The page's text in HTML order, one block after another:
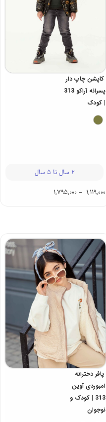
کاپشن چاپ‌ دار
پسرانه آراکو 313
| کودک
2 سال تا 5 سال
1,119,000
–
1,795,000
پافر دخترانه
امبوردی آوین
313 | کودک و
نوجوان